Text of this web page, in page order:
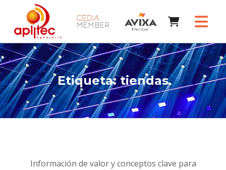
Etiqueta:tiendas
Información de valor y conceptos clave para